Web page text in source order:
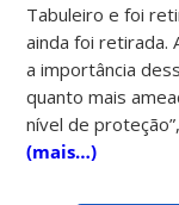
Tabuleiro e foi
ainda foi retirada.
a importância
quanto mais
nível de
(mais…)